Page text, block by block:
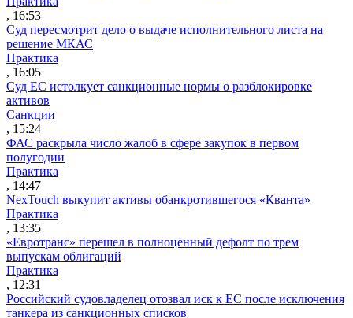
, 16:53
Суд пересмотрит дело о выдаче исполнительного листа на
решение МКАС
Практика
, 16:05
Суд ЕС истолкует санкционные нормы о разблокировке
активов
Санкции
, 15:24
ФАС раскрыла число жалоб в сфере закупок в первом
полугодии
Практика
, 14:47
NexTouch выкупит активы обанкротившегося «Кванта»
Практика
, 13:35
«Евротранс» перешел в полноценный дефолт по трем
выпускам облигаций
Практика
, 12:31
Российский судовладелец отозвал иск к ЕС после исключения
танкера из санкционных списков